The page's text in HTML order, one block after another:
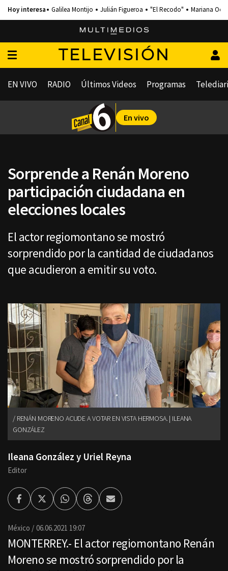
Galilea Montijo Julián Figueroa "El Recodo" Mariana
TELEVISIÓN
EN VIVO RADIO Últimos Videos Programas
En vivo
Sorprende a Renán Moreno
participación ciudadana en
elecciones locales
El actor regiomontano se mostró
sorprendido por la cantidad de ciudadanos
que acudieron a emitir su voto.
RENÁN MORENO ACUDE A VOTAR EN VISTA HERMOSA. | ILEANA
GONZÁLEZ
Ileana González y Uriel Reyna
Editor
FacebookTwitterWhatsappThreadsEnviar
por
México 06.06.2021 19:07
MONTERREY.- El actor regiomontano Renán
Moreno se mostró sorprendido por la